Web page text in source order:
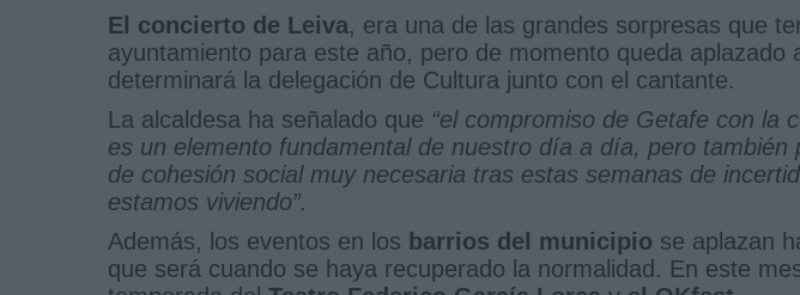
El concierto de Leiva, era una de las grandes sorpresas que
ayuntamiento para este año, pero de momento queda aplazado
determinará la delegación de Cultura junto con el cantante.
La alcaldesa ha señalado que “el compromiso de Getafe con la
es un elemento fundamental de nuestro día a día, pero también
de cohesión social muy necesaria tras estas semanas de
estamos viviendo”.
Además, los eventos en los barrios del municipio se aplazan
que será cuando se haya recuperado la normalidad. En este